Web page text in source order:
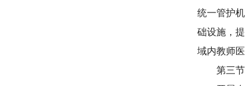
统一管护
础设施，
域内教师
第三